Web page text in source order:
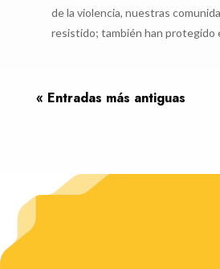
de la violencia, nuestras
resistido; también han protegido
« Entradas más antiguas